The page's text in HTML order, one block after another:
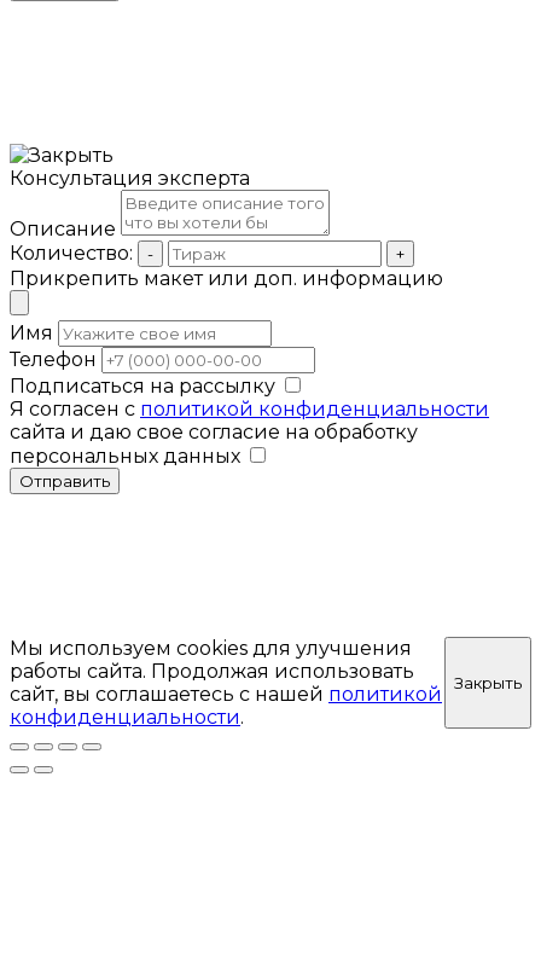
Консультация эксперта
Описание
Количество:
- +
Прикрепить макет или доп. информацию
Имя
Телефон
Подписаться на рассылку
Я согласен с политикой конфиденциальности
сайта и даю свое согласие на обработку
персональных данных
Отправить
Мы используем cookies для улучшения
работы сайта. Продолжая использовать
сайт, вы соглашаетесь с нашей политикой
конфиденциальности.
Закрыть